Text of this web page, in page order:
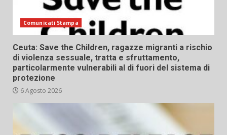
Comunicati Stampa
Ceuta: Save the Children, ragazze migranti a rischio
di violenza sessuale, tratta e sfruttamento,
particolarmente vulnerabili al di fuori del sistema di
protezione
6 Agosto 2026